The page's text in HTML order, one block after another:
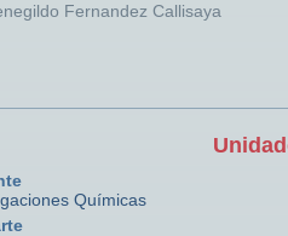
Fernandez Callisaya
Químicas